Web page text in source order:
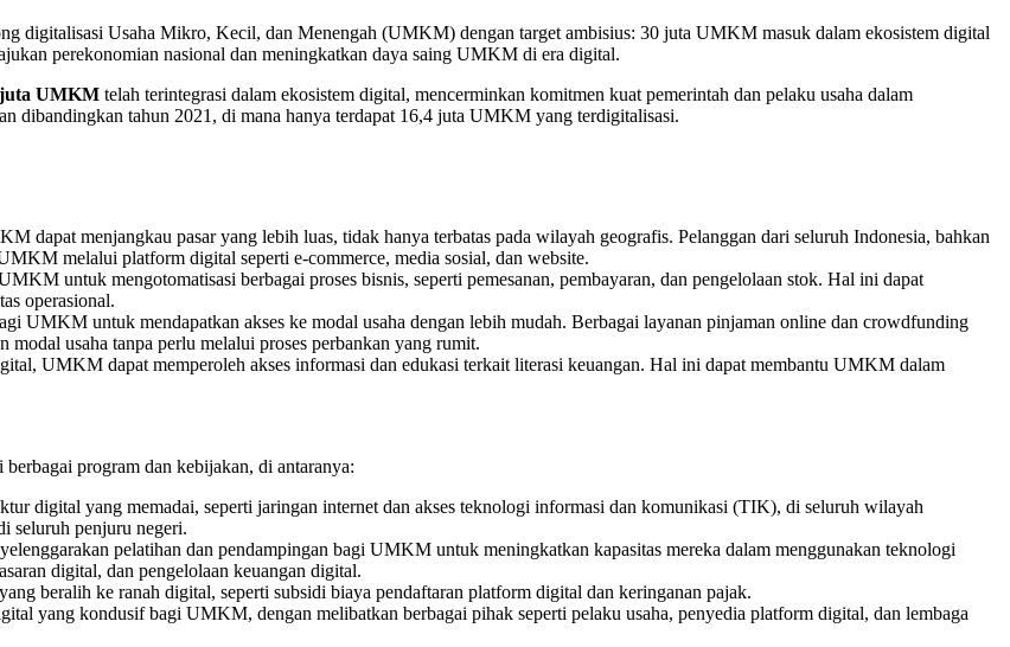
digitalisasi Usaha Mikro, Kecil, dan Menengah (UMKM) dengan target ambisius: 30 juta UMKM masuk dalam ekosistem digital
perekonomian nasional dan meningkatkan daya saing UMKM di era digital.
UMKM telah terintegrasi dalam ekosistem digital, mencerminkan komitmen kuat pemerintah dan pelaku usaha dalam
dibandingkan tahun 2021, di mana hanya terdapat 16,4 juta UMKM yang terdigitalisasi.
dapat menjangkau pasar yang lebih luas, tidak hanya terbatas pada wilayah geografis. Pelanggan dari seluruh Indonesia, bahkan
melalui platform digital seperti e-commerce, media sosial, dan website.
untuk mengotomatisasi berbagai proses bisnis, seperti pemesanan, pembayaran, dan pengelolaan stok. Hal ini dapat
operasional.
UMKM untuk mendapatkan akses ke modal usaha dengan lebih mudah. Berbagai layanan pinjaman online dan crowdfunding
usaha tanpa perlu melalui proses perbankan yang rumit.
UMKM dapat memperoleh akses informasi dan edukasi terkait literasi keuangan. Hal ini dapat membantu UMKM dalam
program dan kebijakan, di antaranya:
digital yang memadai, seperti jaringan internet dan akses teknologi informasi dan komunikasi (TIK), di seluruh wilayah
seluruh penjuru negeri.
pelatihan dan pendampingan bagi UMKM untuk meningkatkan kapasitas mereka dalam menggunakan teknologi
digital, dan pengelolaan keuangan digital.
beralih ke ranah digital, seperti subsidi biaya pendaftaran platform digital dan keringanan pajak.
yang kondusif bagi UMKM, dengan melibatkan berbagai pihak seperti pelaku usaha, penyedia platform digital, dan lembaga